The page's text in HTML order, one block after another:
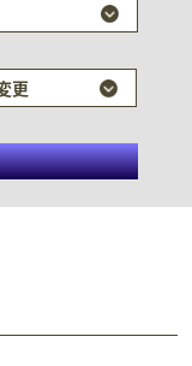
いたことか
更